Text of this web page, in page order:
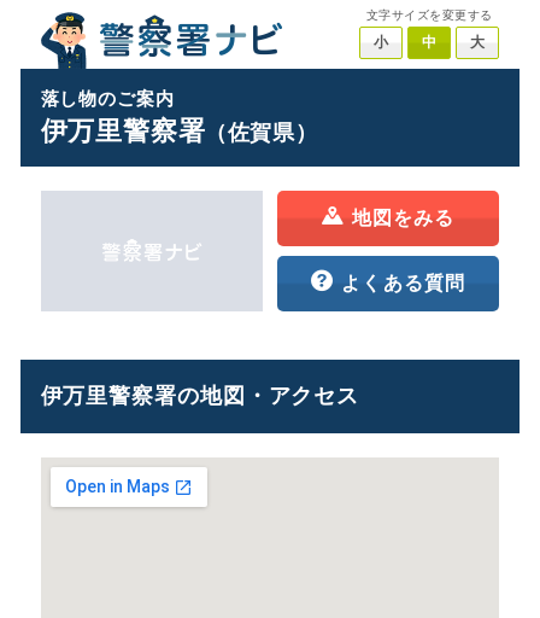
文字サイズを変更する
小 中 大
落し物のご案内
伊万里警察署（佐賀県）
地図をみる
よくある質問
伊万里警察署の地図・アクセス